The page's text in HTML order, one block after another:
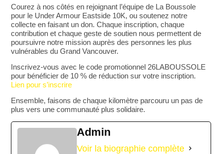
Courez à nos côtés en rejoignant l’équipe de La Boussole
pour le Under Armour Eastside 10K, ousoutenez notre
collecte en faisant un don. Chaque inscription, chaque
contribution et chaque geste de soutien nous permettent de
poursuivre notre mission auprès des personnes les plus
vulnérables du Grand Vancouver.
Inscrivez-vous avec le code promotionnel 26LABOUSSOLE
pour bénéficier de 10 % de réduction sur votre inscription.
Lien pour s’inscrire
Ensemble, faisons de chaque kilomètre parcouru un pas de
plus vers une communauté plus solidaire.
Admin
Voir la biographie complète